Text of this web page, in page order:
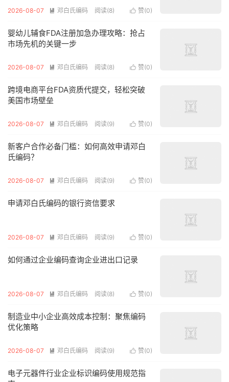
 赞(0)
2026-08-07  邓白氏编码 阅读(8)
婴幼儿辅食FDA注册加急办理攻略：抢占
市场先机的关键一步
 赞(0)
2026-08-07  邓白氏编码 阅读(8)
跨境电商平台FDA资质代提交，轻松突破
美国市场壁垒
 赞(0)
2026-08-07  邓白氏编码 阅读(9)
新客户合作必备门槛：如何高效申请邓白
氏编码？
 赞(0)
2026-08-07  邓白氏编码 阅读(9)
申请邓白氏编码的银行资信要求
 赞(0)
2026-08-07  邓白氏编码 阅读(9)
如何通过企业编码查询企业进出口记录
 赞(0)
2026-08-07  邓白氏编码 阅读(8)
制造业中小企业高效成本控制：聚焦编码
优化策略
 赞(0)
2026-08-07  邓白氏编码 阅读(9)
电子元器件行业企业标识编码使用规范指